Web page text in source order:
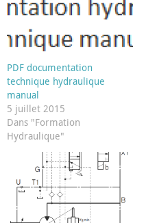
PDF documentation
technique hydraulique
manual
5 juillet 2015
Dans "Formation
Hydraulique"